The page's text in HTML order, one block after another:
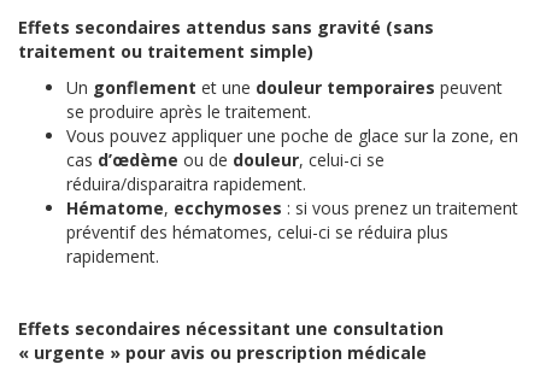
Effets secondaires attendus sans gravité (sans
traitement ou traitement simple)
Un gonflement et une douleur temporaires peuvent
se produire après le traitement.
Vous pouvez appliquer une poche de glace sur la zone, en
cas d’œdème ou de douleur, celui-ci se
réduira/disparaitra rapidement.
Hématome, ecchymoses : si vous prenez un traitement
préventif des hématomes, celui-ci se réduira plus
rapidement.
Effets secondaires nécessitant une consultation
« urgente » pour avis ou prescription médicale